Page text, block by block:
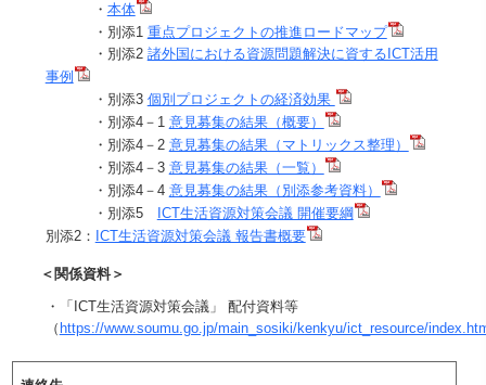
・ 本体
・別添1 重点プロジェクトの推進ロードマップ
・別添2 諸外国における資源問題解決に資するICT活用
事例
・別添3 個別プロジェクトの経済効果
・別添4－1 意見募集の結果（概要）
・別添4－2 意見募集の結果（マトリックス整理）
・別添4－3 意見募集の結果（一覧）
・別添4－4 意見募集の結果（別添参考資料）
・別添5
ICT生活資源対策会議 開催要綱
別添2： ICT生活資源対策会議 報告書概要
＜関係資料＞
・「ICT生活資源対策会議」 配付資料等
（ https://www.soumu.go.jp/main_sosiki/kenkyu/ict_resource/